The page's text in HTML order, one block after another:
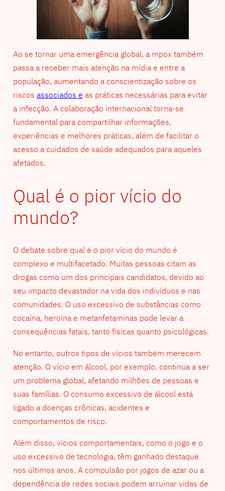
Ao se tornar uma emergência global, a mpox também
passa a receber mais atenção na mídia e entre a
população, aumentando a conscientização sobre os
riscos associados e as práticas necessárias para evitar
a infecção. A colaboração internacional torna-se
fundamental para compartilhar informações,
experiências e melhores práticas, além de facilitar o
acesso a cuidados de saúde adequados para aqueles
afetados.
Qual é o pior vício do
mundo?
O debate sobre qual é o pior vício do mundo é
complexo e multifacetado. Muitas pessoas citam as
drogas como um dos principais candidatos, devido ao
seu impacto devastador na vida dos indivíduos e nas
comunidades. O uso excessivo de substâncias como
cocaína, heroína e metanfetaminas pode levar a
consequências fatais, tanto físicas quanto psicológicas.
No entanto, outros tipos de vícios também merecem
atenção. O vício em álcool, por exemplo, continua a ser
um problema global, afetando milhões de pessoas e
suas famílias. O consumo excessivo de álcool está
ligado a doenças crônicas, acidentes e
comportamentos de risco.
Além disso, vícios comportamentais, como o jogo e o
uso excessivo de tecnologia, têm ganhado destaque
nos últimos anos. A compulsão por jogos de azar ou a
dependência de redes sociais podem arruinar vidas de